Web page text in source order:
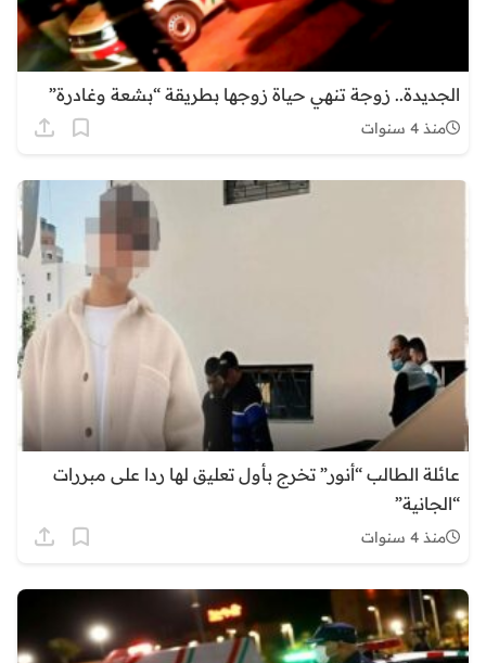
الجديدة.. زوجة تنهي حياة زوجها بطريقة “بشعة وغادرة”
منذ 4 سنوات
عائلة الطالب “أنور” تخرج بأول تعليق لها ردا على مبررات
“الجانية”
منذ 4 سنوات